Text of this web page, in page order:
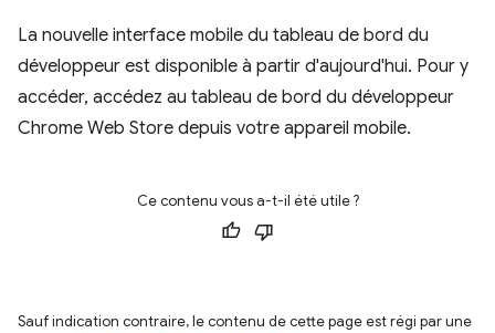
La nouvelle interface mobile du tableau de bord du
développeur est disponible à partir d'aujourd'hui. Pour y
accéder, accédez au tableau de bord du développeur
Chrome Web Store depuis votre appareil mobile.
Ce contenu vous a-t-il été utile ?
Sauf indication contraire, le contenu de cette page est régi par une